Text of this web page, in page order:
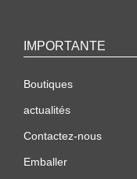
IMPORTANTE
Boutiques
actualités
Contactez-nous
Emballer